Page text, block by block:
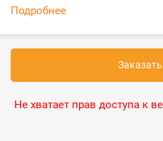
Подробнее
Не хватает прав доступа к